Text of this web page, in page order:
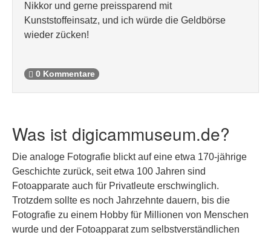
Nikkor und gerne preissparend mit
Kunststoffeinsatz, und ich würde die Geldbörse
wieder zücken!
0 Kommentare
Was ist digicammuseum.de?
Die analoge Fotografie blickt auf eine etwa 170-jährige
Geschichte zurück, seit etwa 100 Jahren sind
Fotoapparate auch für Privatleute erschwinglich.
Trotzdem sollte es noch Jahrzehnte dauern, bis die
Fotografie zu einem Hobby für Millionen von Menschen
wurde und der Fotoapparat zum selbstverständlichen